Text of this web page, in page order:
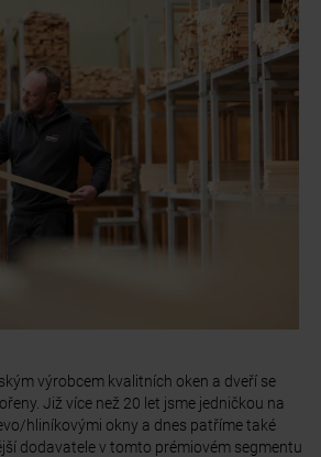
výrobcem kvalitních oken a dveří se
Již více než 20 let jsme jedničkou na
hliníkovými okny a dnes patříme také
dodavatele v tomto prémiovém segmentu